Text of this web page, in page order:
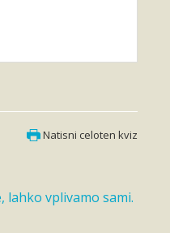
Natisni celoten kviz
lahko vplivamo sami.